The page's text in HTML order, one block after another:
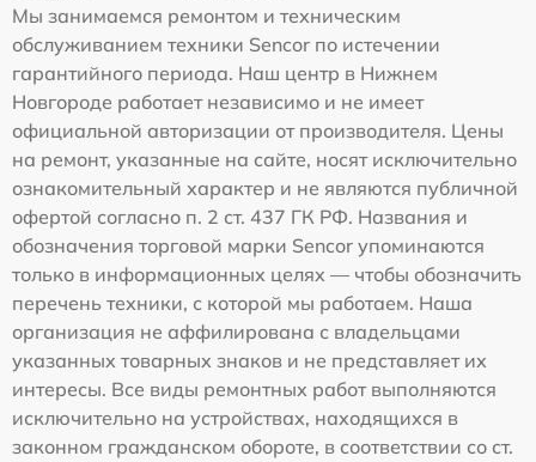
Мы занимаемся ремонтом и техническим
обслуживанием техники Sencor по истечении
гарантийного периода. Наш центр в Нижнем
Новгороде работает независимо и не имеет
официальной авторизации от производителя. Цены
на ремонт, указанные на сайте, носят исключительно
ознакомительный характер и не являются публичной
офертой согласно п. 2 ст. 437 ГК РФ. Названия и
обозначения торговой марки Sencor упоминаются
только в информационных целях — чтобы обозначить
перечень техники, с которой мы работаем. Наша
организация не аффилирована с владельцами
указанных товарных знаков и не представляет их
интересы. Все виды ремонтных работ выполняются
исключительно на устройствах, находящихся в
законном гражданском обороте, в соответствии со ст.